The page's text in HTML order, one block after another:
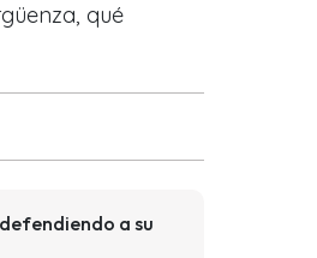
qué
a su